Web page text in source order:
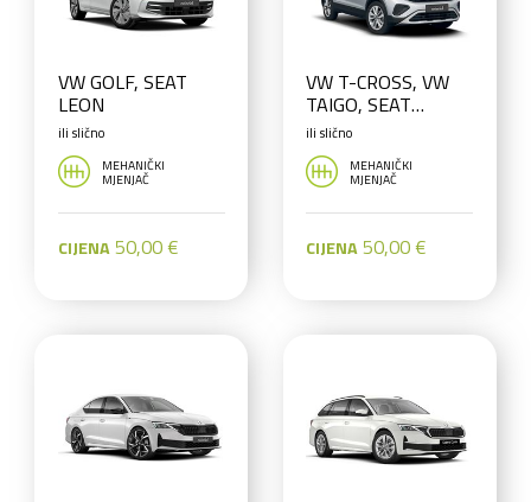
VW GOLF, SEAT
LEON
ili slično
MEHANIČKI
MJENJAČ
CIJENA50,00 €
VW T-CROSS, VW
TAIGO, SEAT
ARONA, RENAULT
CAPTUR, KIA
STONIC, DACIA
DUSTER, ŠKODA
KAMIQ
ili slično
MEHANIČKI
MJENJAČ
CIJENA50,00 €